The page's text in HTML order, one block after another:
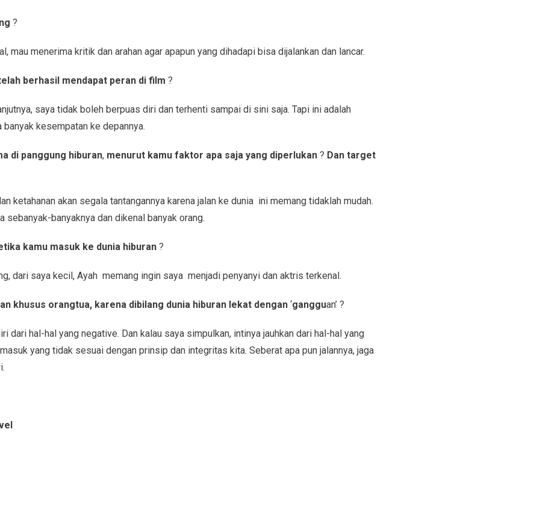
?
mau menerima kritik dan arahan agar apapun yang dihadapi bisa dijalankan dan lancar.
berhasil mendapat peran di film ?
saya tidak boleh berpuas diri dan terhenti sampai di sini saja. Tapi ini adalah
banyak kesempatan ke depannya.
di panggung hiburan,menurut kamu faktor apa saja yang diperlukan? Dan target
ketahanan akan segala tantangannya karena jalan ke dunia ini memang tidaklah mudah.
sebanyak-banyaknya dan dikenal banyak orang.
kamu masuk ke dunia hiburan?
dari saya kecil, Ayah memang ingin saya menjadi penyanyi dan aktris terkenal.
khusus orangtua, karena dibilang dunia hiburan lekat dengan‘gangguan’ ?
dari hal-hal yang negative. Dan kalau saya simpulkan, intinya jauhkan dari hal-hal yang
yang tidak sesuai dengan prinsip dan integritas kita. Seberat apa pun jalannya, jaga